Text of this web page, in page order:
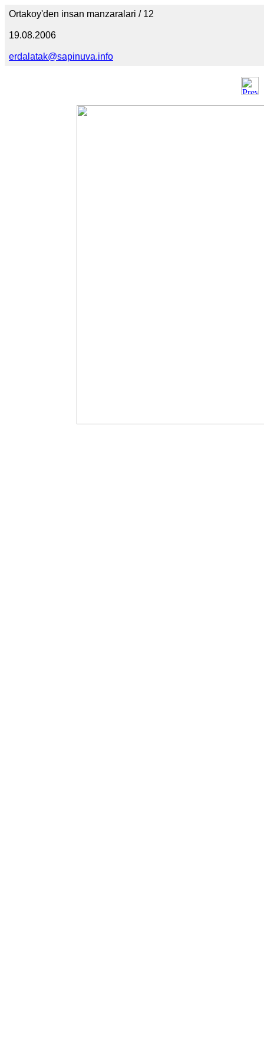
Ortakoy'den insan manzaralari / 12
19.08.2006
erdalatak@sapinuva.info